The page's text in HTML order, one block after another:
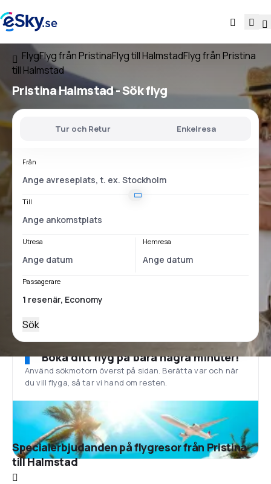
FlygFlyg från PristinaFlyg till HalmstadFlyg från Pristina
till Halmstad
Pristina Halmstad- Sök flyg
Tur och Retur Enkelresa
Från
Till
Utresa Hemresa
Passagerare
Sök
Boka ditt flyg på bara några minuter!
Använd sökmotorn överst på sidan. Berätta var och när
du vill flyga, så tar vi hand om resten.
Specialerbjudanden på flygresor från Pristina
till Halmstad